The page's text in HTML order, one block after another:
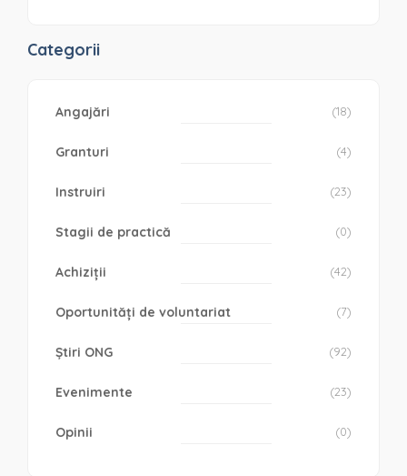
Categorii
Angajări (18)
Granturi (4)
Instruiri (23)
Stagii de practică (0)
Achiziții (42)
Oportunități de voluntariat (7)
Știri ONG (92)
Evenimente (23)
Opinii (0)